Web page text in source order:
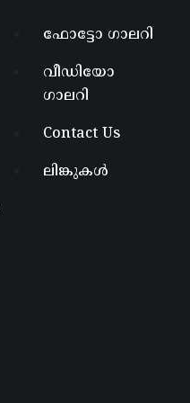
ഫോട്ടോ ഗാലറി
വീഡിയോ
ഗാലറി
Contact Us
ലിങ്കുകൾ